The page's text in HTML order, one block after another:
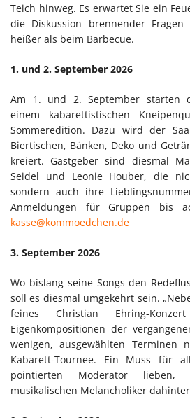
Teich hinweg. Es erwartet Sie ein
die Diskussion brennender Fragen
heißer als beim Barbecue.
1. und 2. September 2026
Am 1. und 2. September starten
einem kabarettistischen
Sommeredition. Dazu wird der
Biertischen, Bänken, Deko und
kreiert. Gastgeber sind diesmal
Seidel und Leonie Houber, die
sondern auch ihre
Anmeldungen für Gruppen bis
kasse@kommoedchen.de
3. September 2026
Wo bislang seine Songs den
soll es diesmal umgekehrt sein.
feines Christian Ehring-
Eigenkompositionen der
wenigen, ausgewählten Terminen
Kabarett-Tournee. Ein Muss für
pointierten Moderator
musikalischen Melancholiker